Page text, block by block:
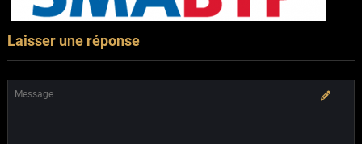
Laisser une réponse